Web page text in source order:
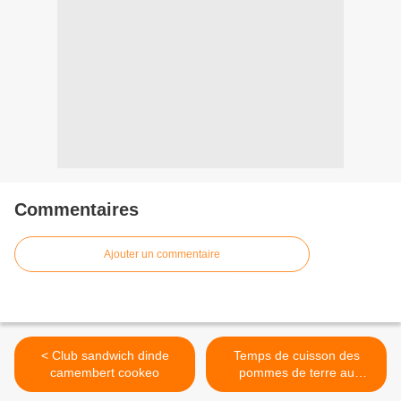
Commentaires
Ajouter un commentaire
< Club sandwich dinde
camembert cookeo
Temps de cuisson des
pommes de terre au
cookeo >